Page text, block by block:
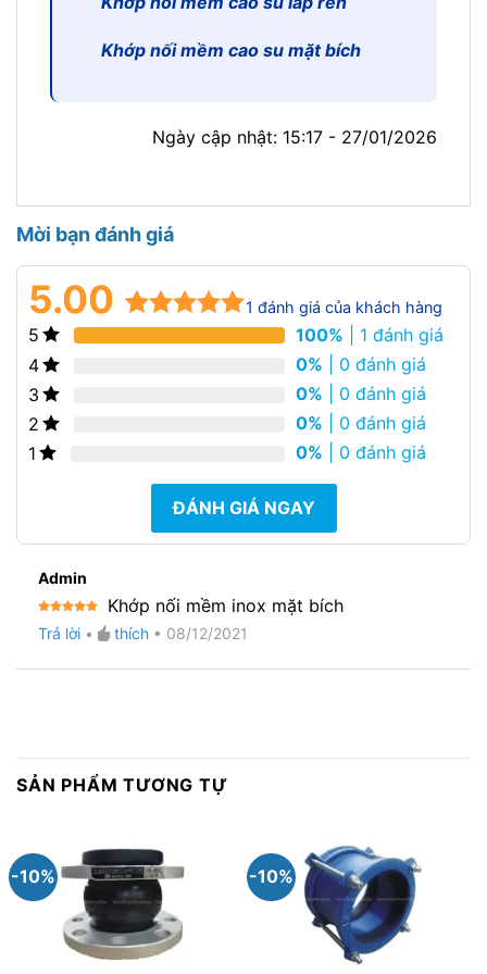
Khớp nối mềm cao su mặt bích
Ngày cập nhật: 15:17 - 27/01/2026
Mời bạn đánh giá
5.00 1 đánh giá của khách hàng
5 100% | 1 đánh giá
4
0% | 0 đánh giá
3
0% | 0 đánh giá
2
0% | 0 đánh giá
1
0% | 0 đánh giá
ĐÁNH GIÁ NGAY
Admin
Được xếp
hạng55
Khớp nối mềm inox mặt bích
Trả lời • thích • 08/12/2021
SẢN PHẨM TƯƠNG TỰ
-10% -10%